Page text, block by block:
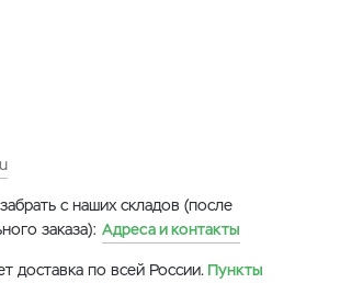
с наших складов (после
заказа): Адреса и контакты
доставка по всей России. Пункты